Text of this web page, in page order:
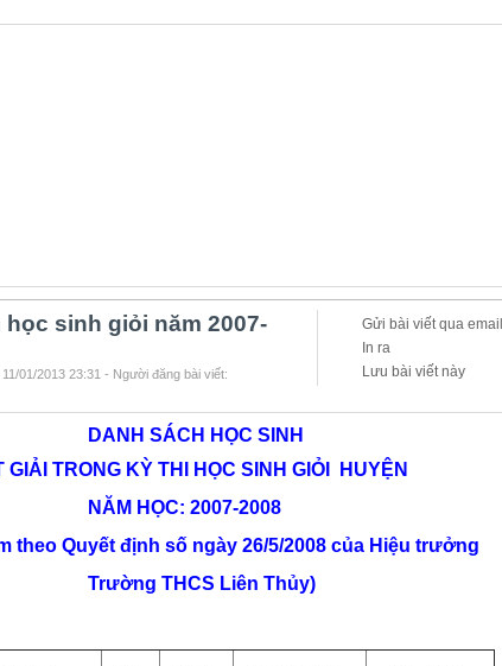
Gửi bài viết qua email
In ra
Lưu bài viết này
học sinh giỏi năm 2007-
01/2013 23:31 - Người đăng bài viết:
SÁCH HỌC SINH
GIẢI TRONG KỲ THI HỌC SINH GIỎI HUYỆN
HỌC: 2007-2008
theo Quyết định số ngày 26/5/2008 của Hiệu trưởng
THCS Liên Thủy)